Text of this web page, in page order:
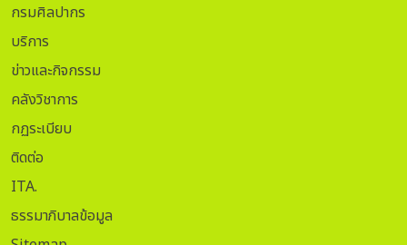
กรมศิลปากร
บริการ
ข่าวและกิจกรรม
คลังวิชาการ
กฏระเบียบ
ติดต่อ
ITA.
ธรรมาภิบาลข้อมูล